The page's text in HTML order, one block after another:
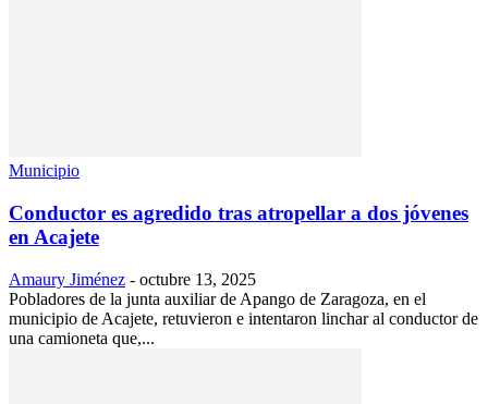
Municipio
Conductor es agredido tras atropellar a dos jóvenes
en Acajete
Amaury Jiménez - octubre 13, 2025
Pobladores de la junta auxiliar de Apango de Zaragoza, en el
municipio de Acajete, retuvieron e intentaron linchar al conductor de
una camioneta que,...